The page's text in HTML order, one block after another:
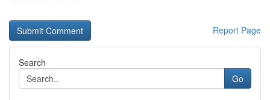
Report Page
Search
Go